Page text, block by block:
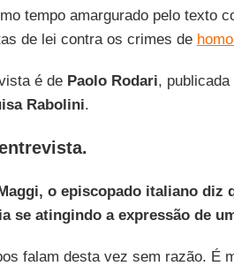
tempo amargurado pelo texto
de lei contra os crimes de
é de Paolo Rodari, publicada
Rabolini.
o episcopado italiano
se atingindo a expressão de
falam desta vez sem razão. É